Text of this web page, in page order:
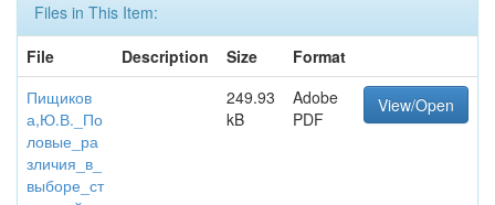
Files in This Item:
File
Description Size
Format
Пищиков
а,Ю.В._По
ловые_ра
зличия_в_
выборе_ст
249.93
kB
Adobe
PDF
View/Open